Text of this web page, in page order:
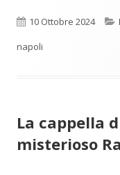
Pubblicato
10 Ottobre 2024
napoli
La cappella
misterioso